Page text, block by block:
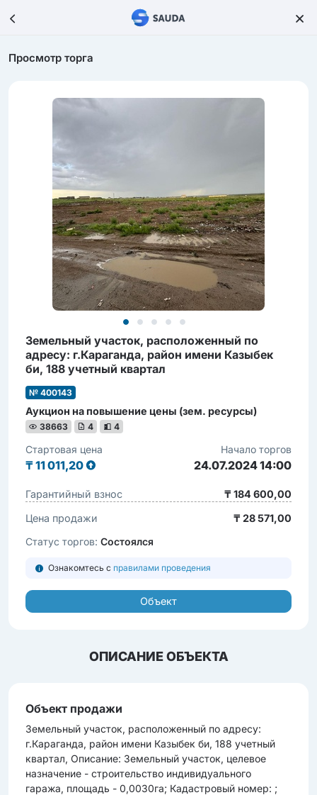
Просмотр торга
Земельный участок, расположенный по
адресу: г.Караганда, район имени Казыбек
би, 188 учетный квартал
№ 400143
Аукцион на повышение цены (зем. ресурсы)
38663 4 4
Стартовая цена
₸ 11 011,20
Начало торгов
24.07.2024 14:00
Гарантийный взнос
₸ 184 600,00
Цена продажи
₸ 28 571,00
Статус торгов: Состоялся
Ознакомтесь с правилами проведения
Объект
ОПИСАНИЕ ОБЪЕКТА
Объект продажи
Земельный участок, расположенный по адресу:
г.Караганда, район имени Казыбек би, 188 учетный
квартал, Описание: Земельный участок, целевое
назначение - строительство индивидуального
гаража, площадь - 0,0030га; Кадастровый номер: ;